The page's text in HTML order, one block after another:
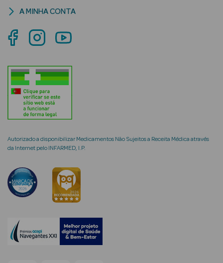
Solares Bebé e
Rosto e
Cosmética
Rosto
Hidratantes
Séruns Faciais
Creme de Olhos
Autorizado a disponibilizar Medicamentos Não Sujeitos a Receita Médica através
da Internet pelo INFARMED, I.P.
A MINHA CONTA